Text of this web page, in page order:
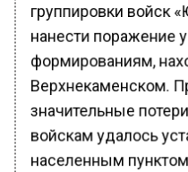
группировки войск
нанести поражение
формированиям,
Верхнекаменском.
значительные
войскам удалось
населенным пунктом.